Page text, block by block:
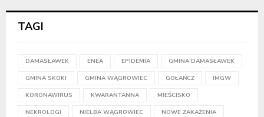
TAGI
DAMASŁAWEK ENEA EPIDEMIA GMINA DAMASŁAWEK
GMINA SKOKI GMINA WĄGROWIEC GOŁAŃCZ IMGW
KORONAWIRUS KWARANTANNA MIEŚCISKO
NEKROLOGI NIELBA WĄGROWIEC NOWE ZAKAŻENIA